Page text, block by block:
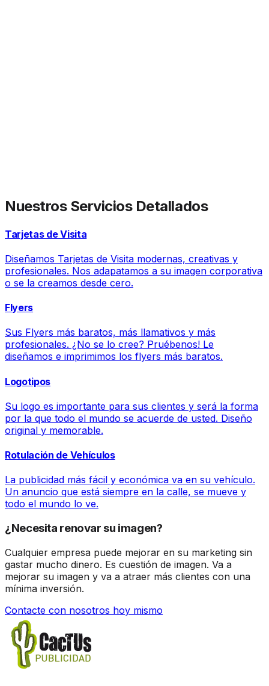
Nuestros Servicios Detallados
Tarjetas de Visita
Diseñamos Tarjetas de Visita modernas, creativas y
profesionales. Nos adapatamos a su imagen corporativa
o se la creamos desde cero.
Flyers
Sus Flyers más baratos, más llamativos y más
profesionales. ¿No se lo cree? Pruébenos! Le
diseñamos e imprimimos los flyers más baratos.
Logotipos
Su logo es importante para sus clientes y será la forma
por la que todo el mundo se acuerde de usted. Diseño
original y memorable.
Rotulación de Vehículos
La publicidad más fácil y económica va en su vehículo.
Un anuncio que está siempre en la calle, se mueve y
todo el mundo lo ve.
¿Necesita renovar su imagen?
Cualquier empresa puede mejorar en su marketing sin
gastar mucho dinero. Es cuestión de imagen. Va a
mejorar su imagen y va a atraer más clientes con una
mínima inversión.
Contacte con nosotros hoy mismo